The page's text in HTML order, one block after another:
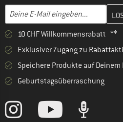
E-Mail-Adresse
Gib hier deine E-Mail-Adresse ein
10 CHF Willkommensrabatt **
Exklusiver Zugang zu
Speichere Produkte auf
Geburtstagsüberraschung